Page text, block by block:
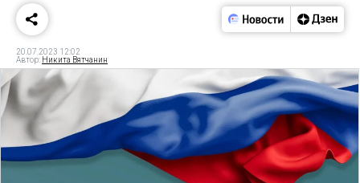
20.07.2023 12:02
Автор: Никита Вятчанин